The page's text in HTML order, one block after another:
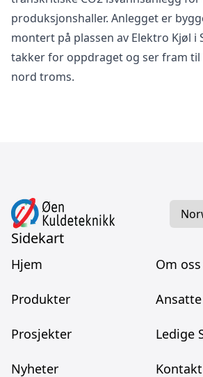
produksjonshaller. Anlegget er
montert på plassen av Elektro Kjøl i
takker for oppdraget og ser fram til
nord troms.
Språk
Sidekart
Hjem
Produkter
Prosjekter
Nyheter
Om oss
Ansatte
Ledige